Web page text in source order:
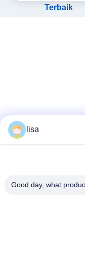
Terbaik
lisa
Good day, what